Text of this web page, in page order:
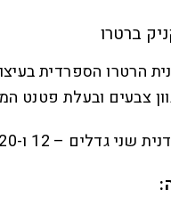
ברטרו
צבעים ובעלת פטנט
גדלים – 12 ו-20 ליטר – ונחשבת לקלת משקל במיוחד.